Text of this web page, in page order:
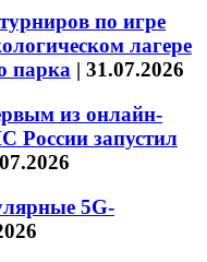
по игре
лагере
парка | 31.07.2026
из онлайн-
России запустил
5G-